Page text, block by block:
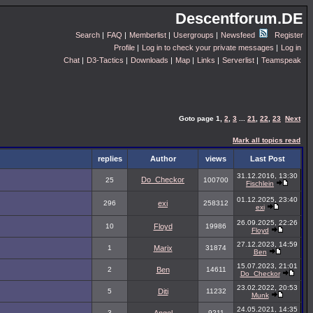
Descentforum.DE
Search | FAQ | Memberlist | Usergroups | Newsfeed
Register
Profile | Log in to check your private messages | Log in
Chat | D3-Tactics | Downloads | Map | Links | Serverlist | Teamspeak
Goto page 1 2 3 21 22 23 Next
Mark all topics read
replies Author views Last Post
25 Do_Checkor 100700
31.12.2016, 13:30
Fischlein
296 exi 258312
01.12.2025, 23:40
exi
10 Floyd 19986
26.09.2025, 22:26
Floyd
1 Marix 31874
27.12.2023, 14:59
Ben
2 Ben 14611
15.07.2023, 21:01
Do_Checkor
5 Diti 11232
23.02.2022, 20:53
Munk
24.05.2021, 14:35